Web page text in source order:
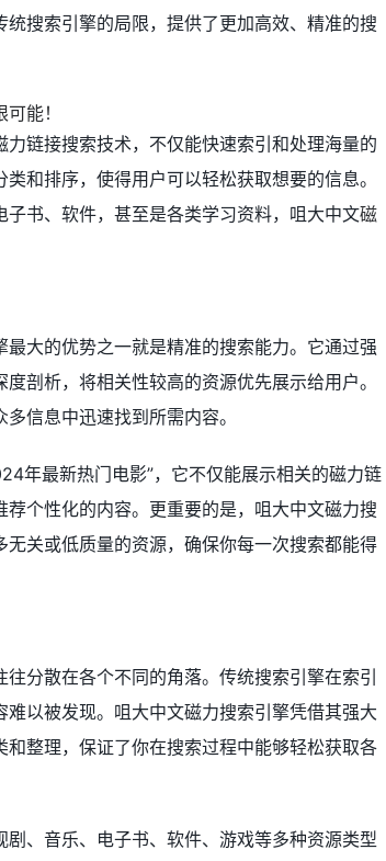
搜索引擎的局限，提供了更加高效、精准的搜
力链接搜索技术，不仅能快速索引和处理海量的
和排序，使得用户可以轻松获取想要的信息。
书、软件，甚至是各类学习资料，咀大中文磁
大的优势之一就是精准的搜索能力。它通过强
剖析，将相关性较高的资源优先展示给用户。
信息中迅速找到所需内容。
年最新热门电影”，它不仅能展示相关的磁力链
个性化的内容。更重要的是，咀大中文磁力搜
关或低质量的资源，确保你每一次搜索都能得
分散在各个不同的角落。传统搜索引擎在索引
以被发现。咀大中文磁力搜索引擎凭借其强大
整理，保证了你在搜索过程中能够轻松获取各
、音乐、电子书、软件、游戏等多种资源类型